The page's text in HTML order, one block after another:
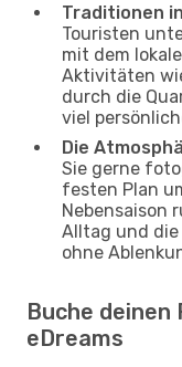
Traditionen
Touristen
mit dem
Aktivitäten
durch die
viel
Die
Sie gerne
festen Plan
Nebensaison
Alltag und die
ohne
Buche deinen
eDreams